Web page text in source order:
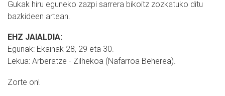
Gukak hiru eguneko zazpi sarrera bikoitz zozkatuko ditu
bazkideen artean.
EHZ JAIALDIA:
Egunak: Ekainak 28, 29 eta 30.
Lekua: Arberatze - Zilhekoa (Nafarroa Beherea).
Zorte on!